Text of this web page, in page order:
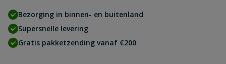
Bezorging in binnen- en buitenland
Supersnelle levering
Gratis pakketzending vanaf €200